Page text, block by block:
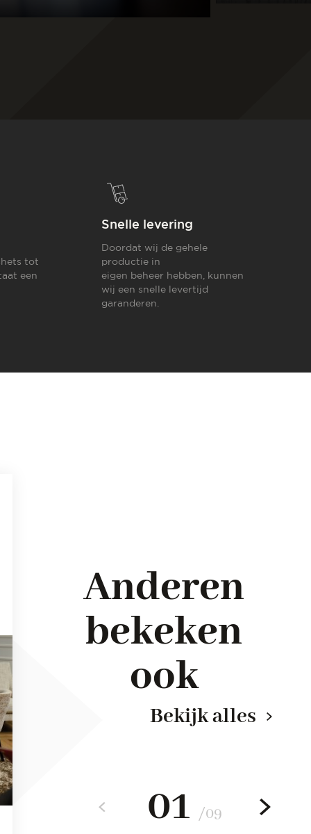
tot
een
Snelle levering
Doordat wij de gehele
productie in
eigen beheer hebben, kunnen
wij een snelle levertijd
garanderen.
Anderen
bekeken
ook
Bekijk alles
01 /09